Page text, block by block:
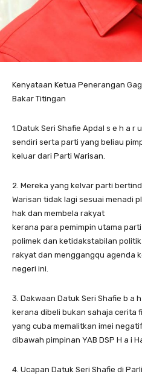
Kenyataan Ketua Penerangan
Bakar Titingan
1.Datuk Seri Shafie Apdal s e h a r
sendiri serta parti yang beliau
keluar dari Parti Warisan.
2. Mereka yang kelvar parti
Warisan tidak lagi sesuai menadi
hak dan membela rakyat
kerana para pemimpin utama
polimek dan ketidakstabilan
rakyat dan menggangqu agenda
negeri ini.
3. Dakwaan Datuk Seri Shafie b a
kerana dibeli bukan sahaja cerita
yang cuba memalitkan imei
dibawah pimpinan YAB DSP H a i
4. Ucapan Datuk Seri Shafie di